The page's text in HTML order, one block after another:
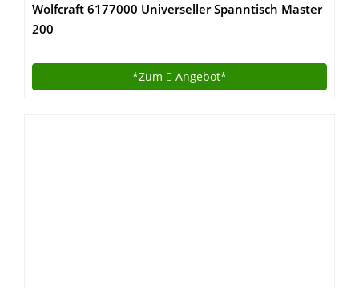
Wolfcraft 6177000 Universeller Spanntisch Master
200
*Zum Angebot*